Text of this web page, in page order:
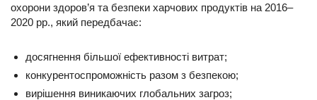
охорони здоров’я та безпеки харчових продуктів на 2016–
2020 рр., який передбачає:
досягнення більшої ефективності витрат;
конкурентоспроможність разом з безпекою;
вирішення виникаючих глобальних загроз;